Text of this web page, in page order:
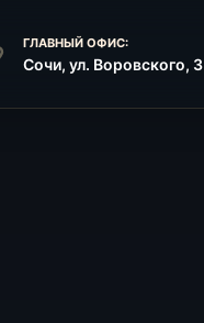
ГЛАВНЫЙ ОФИС:
Сочи, ул. Воровского, 3